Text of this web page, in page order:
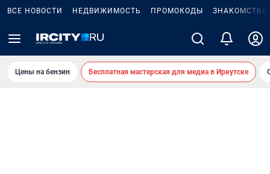
ВСЕ НОВОСТИ НЕДВИЖИМОСТЬ ПРОМОКОДЫ ЗНАКОМСТВА
Цены на бензин Бесплатная мастерская для медиа в Иркутске